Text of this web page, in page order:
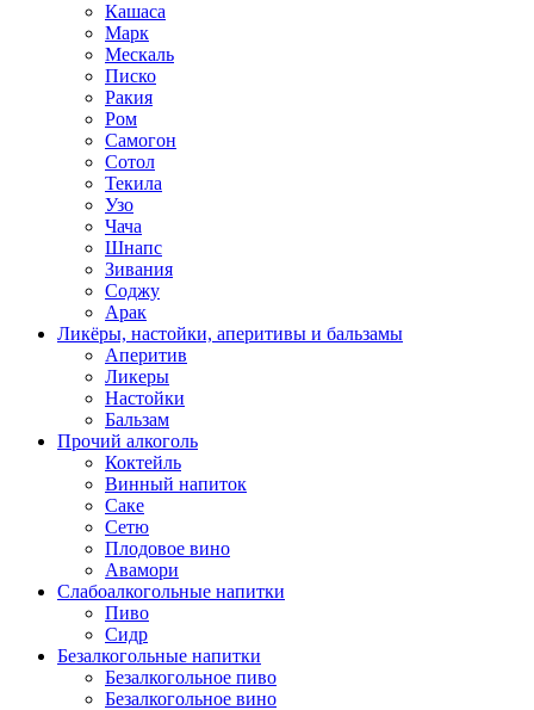
Кашаса
Марк
Мескаль
Писко
Ракия
Ром
Самогон
Сотол
Текила
Узо
Чача
Шнапс
Зивания
Соджу
Арак
Ликёры, настойки, аперитивы и бальзамы
Аперитив
Ликеры
Настойки
Бальзам
Прочий алкоголь
Коктейль
Винный напиток
Саке
Сетю
Плодовое вино
Авамори
Слабоалкогольные напитки
Пиво
Сидр
Безалкогольные напитки
Безалкогольное пиво
Безалкогольное вино